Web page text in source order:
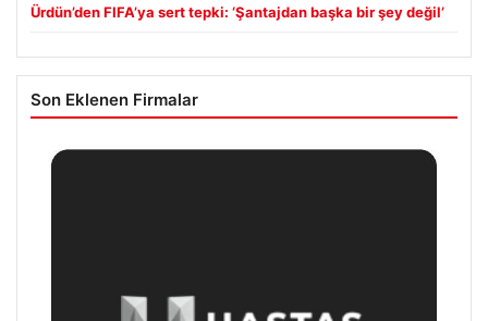
Ürdün’den FIFA’ya sert tepki: ‘Şantajdan başka bir şey değil’
Son Eklenen Firmalar